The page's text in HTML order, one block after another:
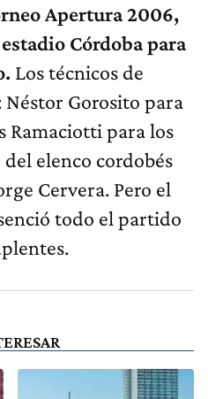
Apertura 2006,
Córdoba para
Los técnicos de
Néstor Gorosito para
Ramaciotti para los
elenco cordobés
Cervera. Pero el
todo el partido